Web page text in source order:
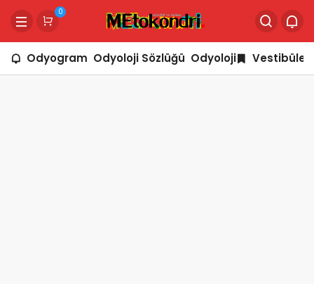
0
Odyogram Odyoloji Sözlüğü Odyoloji Vestibüler